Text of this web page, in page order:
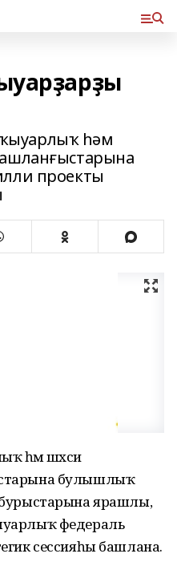
һәм
проекты
һәм шәхси
булышлыҡ
ярашлы,
федераль
сессияһы башлана.